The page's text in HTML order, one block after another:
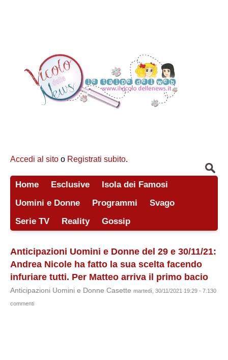
Accedi al sito o Registrati subito.
Home Esclusive
Isola dei Famosi
Uomini e Donne
Programmi
Svago
Serie TV
Reality Gossip
Anticipazioni Uomini e Donne del 29 e 30/11/21:
Andrea Nicole ha fatto la sua scelta facendo
infuriare tutti. Per Matteo arriva il primo bacio
Anticipazioni Uomini e Donne Casette martedì, 30/11/2021 19:29 - 7.130
commenti